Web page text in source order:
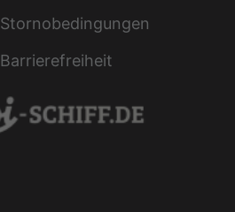
Stornobedingungen
Barrierefreiheit